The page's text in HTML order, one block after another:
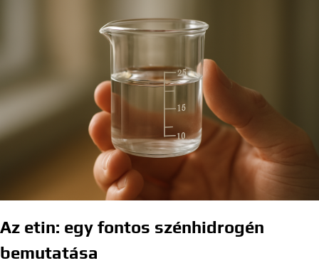
Az etin: egy fontos szénhidrogén
bemutatása